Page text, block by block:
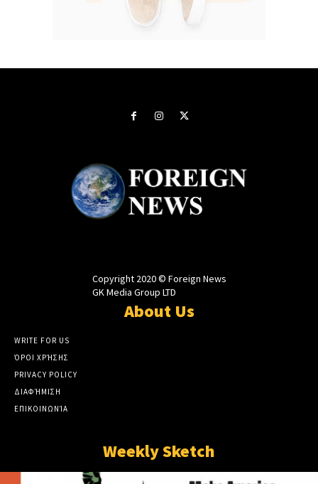
Copyright 2020 © Foreign News
GK Media Group LTD
About Us
WRITE FOR US
ΌΡΟΙ ΧΡΉΣΗΣ
PRIVACY POLICY
ΔΙΑΦΉΜΙΣΗ
ΕΠΙΚΟΙΝΩΝΊΑ
Weekly Sketch